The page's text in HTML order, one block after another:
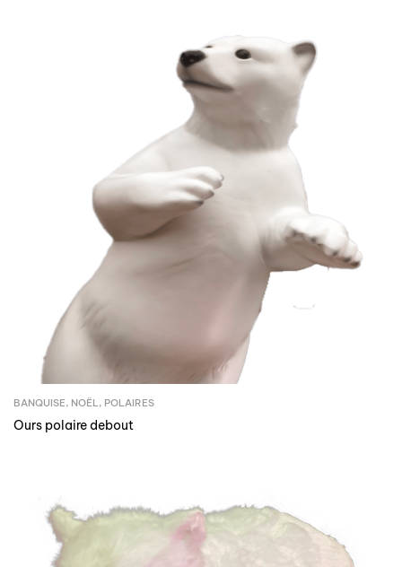
BANQUISE, NOËL, POLAIRES
Ours polaire debout